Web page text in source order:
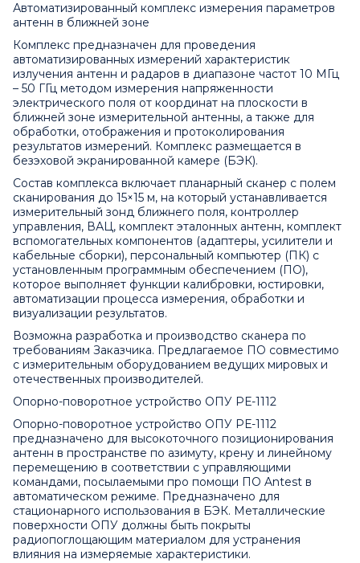
Автоматизированный комплекс измерения параметров
антенн в ближней зоне
Комплекс предназначен для проведения
автоматизированных измерений характеристик
излучения антенн и радаров в диапазоне частот 10 МГц
– 50 ГГц методом измерения напряженности
электрического поля от координат на плоскости в
ближней зоне измерительной антенны, а также для
обработки, отображения и протоколирования
результатов измерений. Комплекс размещается в
безэховой экранированной камере (БЭК).
Состав комплекса включает планарный сканер с полем
сканирования до 15×15 м, на который устанавливается
измерительный зонд ближнего поля, контроллер
управления, ВАЦ, комплект эталонных антенн, комплект
вспомогательных компонентов (адаптеры, усилители и
кабельные сборки), персональный компьютер (ПК) с
установленным программным обеспечением (ПО),
которое выполняет функции калибровки, юстировки,
автоматизации процесса измерения, обработки и
визуализации результатов.
Возможна разработка и производство сканера по
требованиям Заказчика. Предлагаемое ПО совместимо
с измерительным оборудованием ведущих мировых и
отечественных производителей.
Опорно-поворотное устройство ОПУ РЕ-1112
Опорно-поворотное устройство ОПУ РЕ-1112
предназначено для высокоточного позиционирования
антенн в пространстве по азимуту, крену и линейному
перемещению в соответствии с управляющими
командами, посылаемыми про помощи ПО Antest в
автоматическом режиме. Предназначено для
стационарного использования в БЭК. Металлические
поверхности ОПУ должны быть покрыты
радиопоглощающим материалом для устранения
влияния на измеряемые характеристики.